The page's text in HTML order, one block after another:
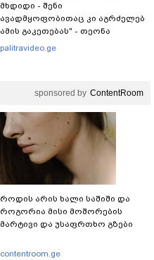
მხდიდი - შენი
ავადმყოფობითაც კი აგრძელებ
ამის გაკეთებას" - თეონა
კონტრიძე მეუღლეს ემოციურ
palitravideo.ge
sponsored by ContentRoom
როდის არის ხალი საშიში და
როგორია მისი მოშორების
მარტივი და უსაფრთხო გზები
contentroom.ge